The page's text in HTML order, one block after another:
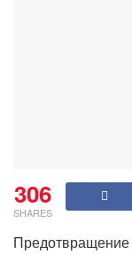
306
SHARES
Предотвращение